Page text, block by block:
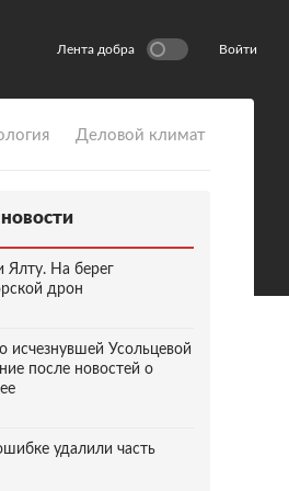
Лента добра Войти
Деловой климат
Ялту. На берег
дрон
исчезнувшей Усольцевой
после новостей о
удалили часть